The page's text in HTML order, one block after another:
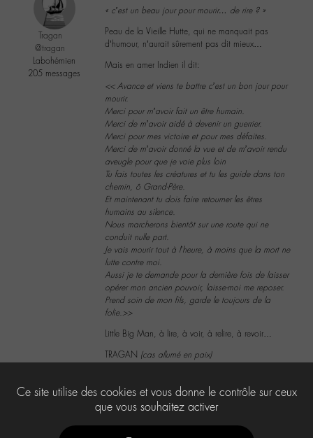
Tragan
@tragan
Labohémien
205 messages
« c’est un beau jour pour mourir… de rire ? »
Peau de la Vieille Hutte, qui ne manquait pas
d’humour, n’aurait sûrement pas dit mieux…
Mais en amer Indien il dit:
<< Avance et viens te battre c’est un bon jour pour
mourir.
Merci pour m’avoir fait un être humain.
Merci de m’avoir aidé à devenir un guerrier.
Merci pour mes victoire et pour mes défaites.
Merci de m’avoir donné la vue et de m’avoir rendu
aveugle pour que je voie plus loin
Tu fais toutes les créatures et tu les guide dans ton
chemin, ô Grand-Père.
Et maintenant tu dois faire retourner les êtres
humains au silence.
Nous marcherons bientôt sur une route qui ne
conduit nulle part.
Je vais mourir tout à l’heure, à moins que la mort ne
lutte contre moi.
Aussi je te demande pour la dernière fois de laisser
opérer mon ancien pouvoir, laisse-moi me reposer.
Prend soin de mon fils, garde le toujours de la
folie.>>
Little Big Man, à lire, à voir, à relire, à revoir…
TRAGAN (cas allumé en paix)
Ce site utilise des cookies et vous donne le contrôle sur ceux
que vous souhaitez activer